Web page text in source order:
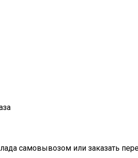
самовывозом или заказать